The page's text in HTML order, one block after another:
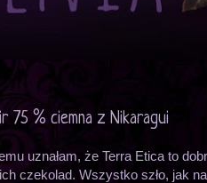
75 % ciemna z Nikaragui
uznałam, że Terra Etica to
czekolad. Wszystko szło, jak